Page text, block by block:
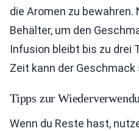
die Aromen zu
Behälter, um den
Infusion bleibt bis zu drei
Zeit kann der
Tipps zur
Wenn du Reste hast,